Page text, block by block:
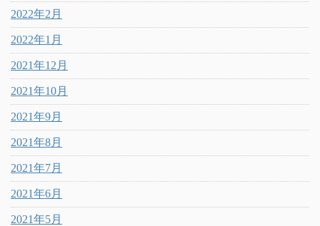
2022年2月
2022年1月
2021年12月
2021年10月
2021年9月
2021年8月
2021年7月
2021年6月
2021年5月